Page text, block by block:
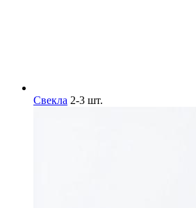
Свекла 2-3 шт.